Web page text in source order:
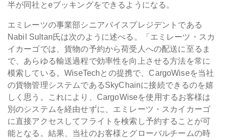
半が同社とeブッキングをできるようになる。
エミレーツの事業部シニアバイスプレジデントである
Nabil Sultan氏は次のように述べる。「エミレーツ・スカ
イカーゴでは、貨物の予約から荷受人への配送に至るま
で、あらゆる輸送過程で効率性を向上させる方法を常に
模索している。WiseTechとの提携で、CargoWiseを当社
の貨物管理システムであるSkyChainに接続できるのを嬉
しく思う。これにより、CargoWiseを使用するお客様は
別のシステムを経由せずに、エミレーツ・スカイカーゴ
に直接アクセスしてフライトを検索し予約することが可
能となる。結果、当社のお客様とグローバルチームの時